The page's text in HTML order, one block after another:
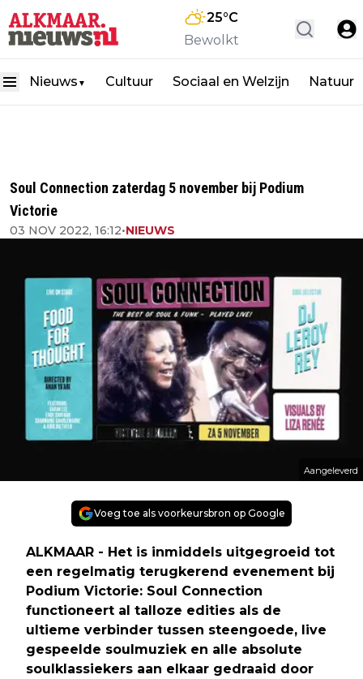
25°C
Bewolkt
Nieuws ▼ Cultuur Sociaal en Welzijn Natuur
Soul Connection zaterdag 5 november bij Podium
Victorie
03 NOV 2022, 16:12•NIEUWS
Aangeleverd
Voeg toe als voorkeursbron op Google
ALKMAAR - Het is inmiddels uitgegroeid tot
een regelmatig terugkerend evenement bij
Podium Victorie: Soul Connection
functioneert al talloze edities als de
ultieme verbinder tussen steengoede, live
gespeelde soulmuziek en alle absolute
soulklassiekers aan elkaar gedraaid door